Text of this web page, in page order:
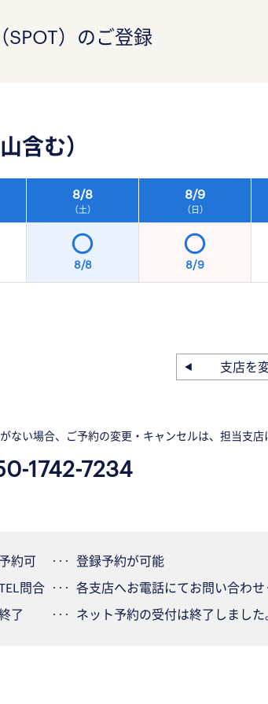
SPOT）のご登録
含む）
8/8
（土）
8/9
（日）
8/8 8/9
支店を
ない場合、ご予約の変更・キャンセルは、担当支店
1742-7234
予約可
登録予約が可能
問合
各支店へお電話にてお問い合わせ
了
ネット予約の受付は終了しまし